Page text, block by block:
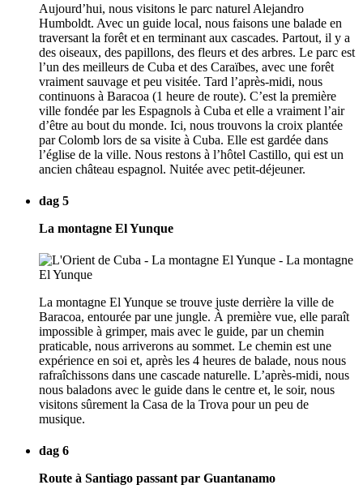
Aujourd’hui, nous visitons le parc naturel Alejandro
Humboldt. Avec un guide local, nous faisons une balade en
traversant la forêt et en terminant aux cascades. Partout, il y a
des oiseaux, des papillons, des fleurs et des arbres. Le parc est
l’un des meilleurs de Cuba et des Caraïbes, avec une forêt
vraiment sauvage et peu visitée. Tard l’après-midi, nous
continuons à Baracoa (1 heure de route). C’est la première
ville fondée par les Espagnols à Cuba et elle a vraiment l’air
d’être au bout du monde. Ici, nous trouvons la croix plantée
par Colomb lors de sa visite à Cuba. Elle est gardée dans
l’église de la ville. Nous restons à l’hôtel Castillo, qui est un
ancien château espagnol. Nuitée avec petit-déjeuner.
dag 5
La montagne El Yunque
La montagne El Yunque se trouve juste derrière la ville de
Baracoa, entourée par une jungle. À première vue, elle paraît
impossible à grimper, mais avec le guide, par un chemin
praticable, nous arriverons au sommet. Le chemin est une
expérience en soi et, après les 4 heures de balade, nous nous
rafraîchissons dans une cascade naturelle. L’après-midi, nous
nous baladons avec le guide dans le centre et, le soir, nous
visitons sûrement la Casa de la Trova pour un peu de
musique.
dag 6
Route à Santiago passant par Guantanamo